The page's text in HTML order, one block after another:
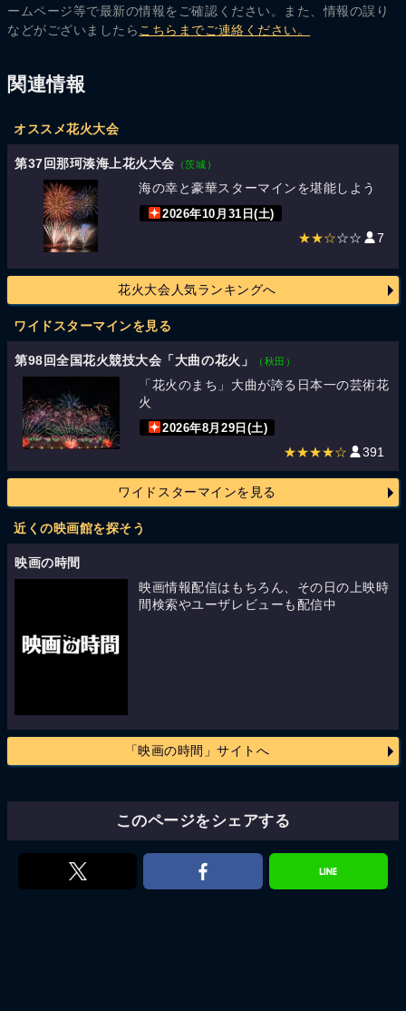
ームページ等で最新の情報をご確認ください。また、情報の誤り
などがございましたら こちらまでご連絡ください。
関連情報
オススメ花火大会
第37回那珂湊海上花火大会 （茨城）
海の幸と豪華スターマインを堪能しよう
2026年10月31日(土)
★★☆☆☆ 7
花火大会人気ランキングへ
ワイドスターマインを見る
第98回全国花火競技大会「大曲の花火」 （秋田）
「花火のまち」大曲が誇る日本一の芸術花
火
2026年8月29日(土)
★★★★☆ 391
ワイドスターマインを見る
近くの映画館を探そう
映画の時間
映画情報配信はもちろん、その日の上映時
間検索やユーザレビューも配信中
「映画の時間」サイトへ
このページをシェアする